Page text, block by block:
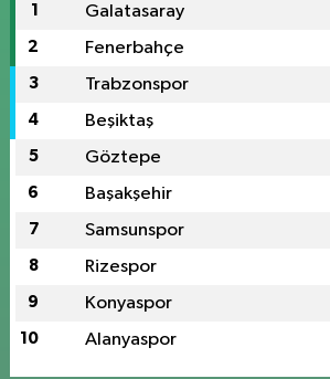
1 Galatasaray
2 Fenerbahçe
3 Trabzonspor
4 Beşiktaş
5 Göztepe
6 Başakşehir
7 Samsunspor
8 Rizespor
9 Konyaspor
10 Alanyaspor